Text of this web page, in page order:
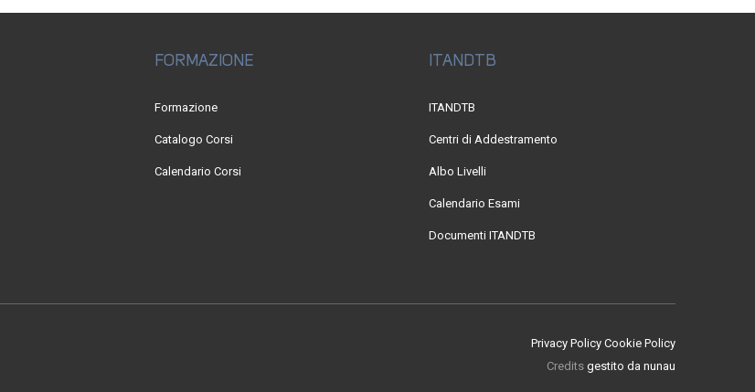
FORMAZIONE
Formazione
Catalogo Corsi
Calendario Corsi
ITANDTB
ITANDTB
Centri di Addestramento
Albo Livelli
Calendario Esami
Documenti ITANDTB
Privacy Policy Cookie Policy
Credits gestito da nunau